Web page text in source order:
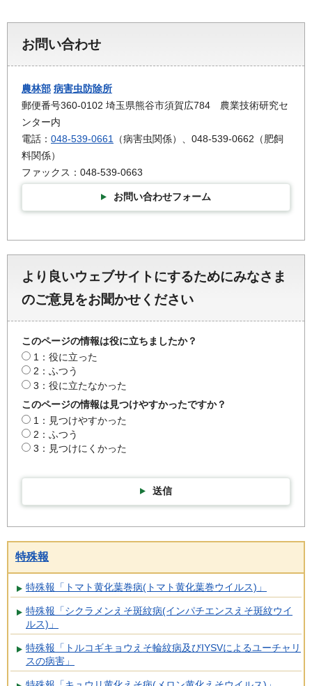
お問い合わせ
農林部 病害虫防除所
郵便番号360-0102 埼玉県熊谷市須賀広784 農業技術研究セ
ンター内
電話： 048-539-0661
（病害虫関係）、048-539-0662（肥飼
料関係）
ファックス：048-539-0663
お問い合わせフォーム
より良いウェブサイトにするためにみなさま
のご意見をお聞かせください
このページの情報は役に立ちましたか？
1：役に立った
2：ふつう
3：役に立たなかった
このページの情報は見つけやすかったですか？
1：見つけやすかった
2：ふつう
3：見つけにくかった
送信
特殊報
特殊報「トマト黄化葉巻病(トマト黄化葉巻ウイルス)」
特殊報「シクラメンえそ斑紋病(インパチエンスえそ斑紋ウイ
ルス)」
特殊報「トルコギキョウえそ輪紋病及びIYSVによるユーチャリ
スの病害」